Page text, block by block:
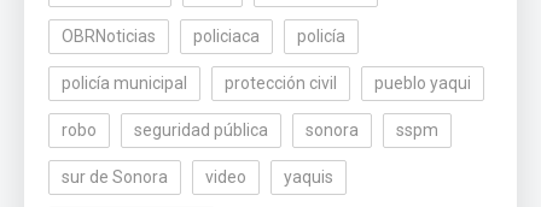
OBRNoticias policiaca policía
policía municipal protección civil pueblo yaqui
robo seguridad pública sonora sspm
sur de Sonora video yaquis